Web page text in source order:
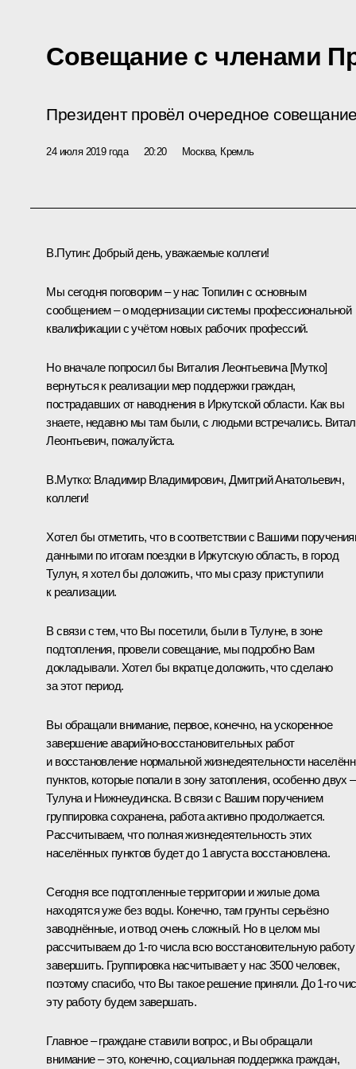
Совещание с членами
Президент провёл очередное
24 июля 2019 года 20:20 Москва, Кремль
В.Путин: Добрый день, уважаемые коллеги!
Мы сегодня поговорим – у нас Топилин с основным
сообщением – о модернизации системы профессиональной
квалификации с учётом новых рабочих профессий.
Но вначале попросил бы Виталия Леонтьевича [Мутко]
вернуться к реализации мер поддержки граждан,
пострадавших от наводнения в Иркутской области. Как вы
знаете, недавно мы там были, с людьми встречались.
Леонтьевич, пожалуйста.
В.Мутко: Владимир Владимирович, Дмитрий Анатольевич,
коллеги!
Хотел бы отметить, что в соответствии с Вашими
данными по итогам поездки в Иркутскую область, в город
Тулун, я хотел бы доложить, что мы сразу приступили
к реализации.
В связи с тем, что Вы посетили, были в Тулуне, в зоне
подтопления, провели совещание, мы подробно Вам
докладывали. Хотел бы вкратце доложить, что сделано
за этот период.
Вы обращали внимание, первое, конечно, на ускоренное
завершение аварийно-восстановительных работ
и восстановление нормальной жизнедеятельности
пунктов, которые попали в зону затопления, особенно двух –
Тулуна и Нижнеудинска. В связи с Вашим поручением
группировка сохранена, работа активно продолжается.
Рассчитываем, что полная жизнедеятельность этих
населённых пунктов будет до 1 августа восстановлена.
Сегодня все подтопленные территории и жилые дома
находятся уже без воды. Конечно, там грунты серьёзно
заводнённые, и отвод очень сложный. Но в целом мы
рассчитываем до 1-го числа всю восстановительную работу
завершить. Группировка насчитывает у нас 3500 человек,
поэтому спасибо, что Вы такое решение приняли. До 1-го
эту работу будем завершать.
Главное – граждане ставили вопрос, и Вы обращали
внимание – это, конечно, социальная поддержка граждан,